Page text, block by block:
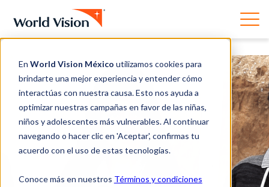
En World Vision México utilizamos cookies para
brindarte una mejor experiencia y entender cómo
interactúas con nuestra causa. Esto nos ayuda a
optimizar nuestras campañas en favor de las niñas,
niños y adolescentes más vulnerables. Al continuar
navegando o hacer clic en 'Aceptar', confirmas tu
acuerdo con el uso de estas tecnologías.
Conoce más en nuestros Términos y condiciones